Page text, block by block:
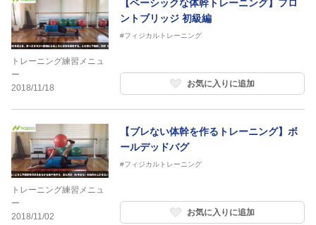
トレーニング練習メニュ
ー
2018/11/18
【ベーシックな体幹トレーニング】フロ
ントブリッジ 初級編
#フィジカルトレーニング
お気に入りに追加
トレーニング練習メニュ
ー
2018/11/02
【ブレない体幹を作るトレーニング】ボ
ールデッドバグ
#フィジカルトレーニング
お気に入りに追加